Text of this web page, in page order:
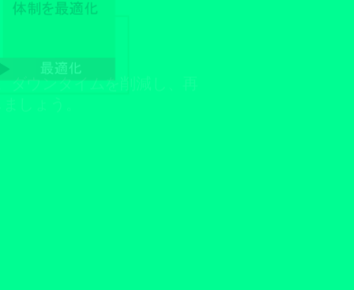
ウンタイムを削減し、再
しょう。